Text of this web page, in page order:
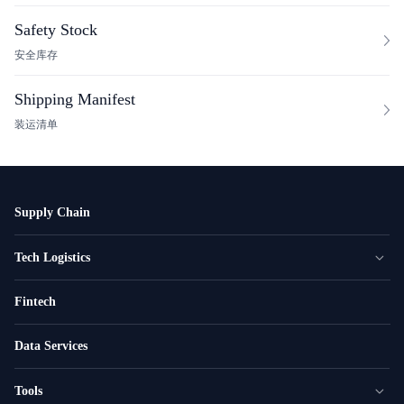
Safety Stock
安全库存
Shipping Manifest
装运清单
Supply Chain
Tech Logistics
Fintech
Data Services
Tools